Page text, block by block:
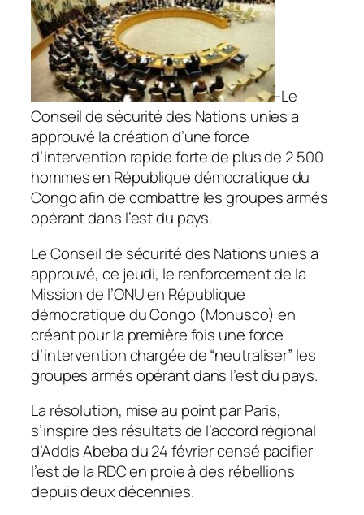
-Le
Conseil de sécurité des Nations unies a
approuvé la création d’une force
d’intervention rapide forte de plus de 2 500
hommes en République démocratique du
Congo afin de combattre les groupes armés
opérant dans l’est du pays.
Le Conseil de sécurité des Nations unies a
approuvé, ce jeudi, le renforcement de la
Mission de l’ONU en République
démocratique du Congo (Monusco) en
créant pour la première fois une force
d’intervention chargée de “neutraliser” les
groupes armés opérant dans l’est du pays.
La résolution, mise au point par Paris,
s’inspire des résultats de l’accord régional
d’Addis Abeba du 24 février censé pacifier
l’est de la RDC en proie à des rébellions
depuis deux décennies.